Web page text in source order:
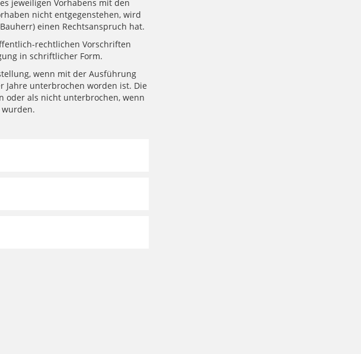
jeweiligen Vorhabens mit den
nicht entgegenstehen, wird
einen Rechtsanspruch hat.
rechtlichen Vorschriften
in schriftlicher Form.
wenn mit der Ausführung
Jahre unterbrochen worden ist. Die
oder als nicht unterbrochen, wenn